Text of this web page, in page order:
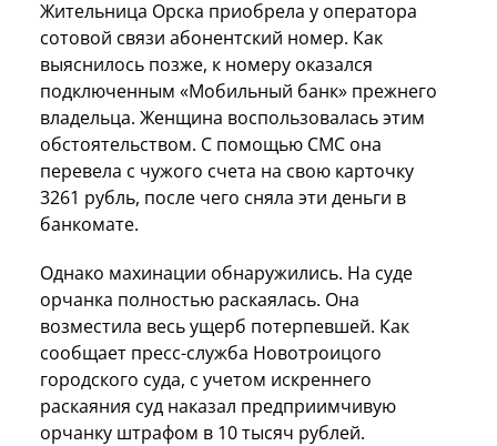
Жительница Орска приобрела у оператора
сотовой связи абонентский номер. Как
выяснилось позже, к номеру оказался
подключенным «Мобильный банк» прежнего
владельца. Женщина воспользовалась этим
обстоятельством. С помощью СМС она
перевела с чужого счета на свою карточку
3261 рубль, после чего сняла эти деньги в
банкомате.
Однако махинации обнаружились. На суде
орчанка полностью раскаялась. Она
возместила весь ущерб потерпевшей. Как
сообщает пресс-служба Новотроицого
городского суда, с учетом искреннего
раскаяния суд наказал предприимчивую
орчанку штрафом в 10 тысяч рублей.